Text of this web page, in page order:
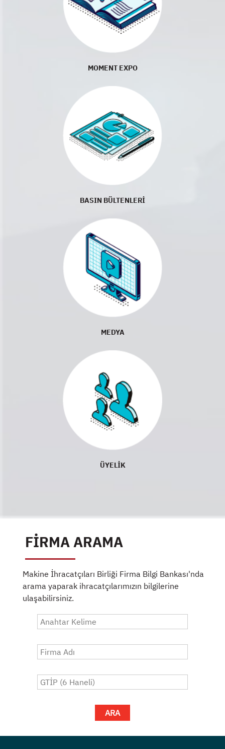
MOMENT EXPO
BASIN BÜLTENLERİ
MEDYA
ÜYELİK
FİRMA ARAMA
Makine İhracatçıları Birliği Firma Bilgi Bankası'nda
arama yaparak ihracatçılarımızın bilgilerine
ulaşabilirsiniz.
ARA